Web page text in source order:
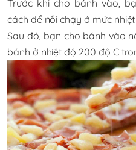
Trước khi cho bánh vào,
cách để nồi chạy ở mức
Sau đó, bạn cho bánh vào
bánh ở nhiệt độ 200 độ C